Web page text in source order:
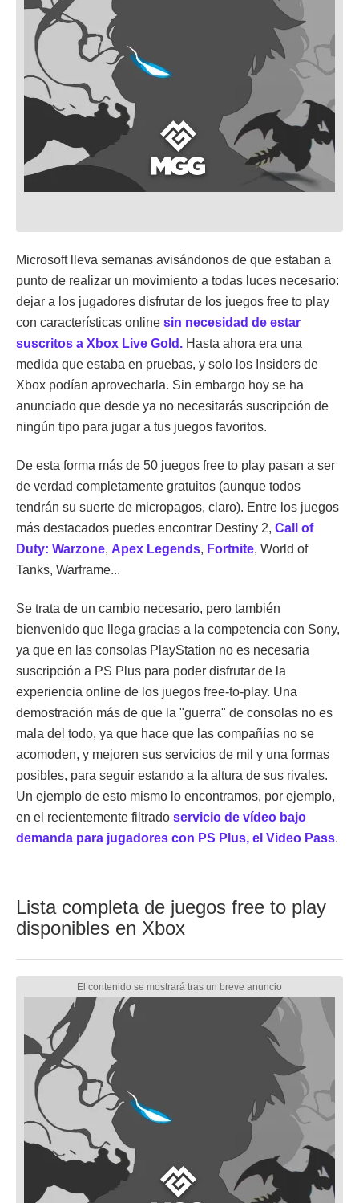
Microsoft lleva semanas avisándonos de que estaban a
punto de realizar un movimiento a todas luces necesario:
dejar a los jugadores disfrutar de los juegos free to play
con características online sin necesidad de estar
suscritos a Xbox Live Gold. Hasta ahora era una
medida que estaba en pruebas, y solo los Insiders de
Xbox podían aprovecharla. Sin embargo hoy se ha
anunciado que desde ya no necesitarás suscripción de
ningún tipo para jugar a tus juegos favoritos.
De esta forma más de 50 juegos free to play pasan a ser
de verdad completamente gratuitos (aunque todos
tendrán su suerte de micropagos, claro). Entre los juegos
más destacados puedes encontrar Destiny 2, Call of
Duty: Warzone, Apex Legends, Fortnite, World of
Tanks, Warframe...
Se trata de un cambio necesario, pero también
bienvenido que llega gracias a la competencia con Sony,
ya que en las consolas PlayStation no es necesaria
suscripción a PS Plus para poder disfrutar de la
experiencia online de los juegos free-to-play. Una
demostración más de que la "guerra" de consolas no es
mala del todo, ya que hace que las compañías no se
acomoden, y mejoren sus servicios de mil y una formas
posibles, para seguir estando a la altura de sus rivales.
Un ejemplo de esto mismo lo encontramos, por ejemplo,
en el recientemente filtrado servicio de vídeo bajo
demanda para jugadores con PS Plus, el Video Pass.
Lista completa de juegos free to play
disponibles en Xbox